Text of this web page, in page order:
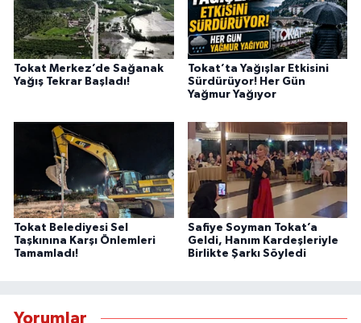
Tokat Merkez’de Sağanak
Yağış Tekrar Başladı!
Tokat’ta Yağışlar Etkisini
Sürdürüyor! Her Gün
Yağmur Yağıyor
Tokat Belediyesi Sel
Taşkınına Karşı Önlemleri
Tamamladı!
Safiye Soyman Tokat’a
Geldi, Hanım Kardeşleriyle
Birlikte Şarkı Söyledi
Yorumlar